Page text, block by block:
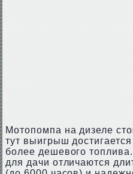
Мотопомпа на дизеле
тут выигрыш
более дешевого
для дачи отличаются